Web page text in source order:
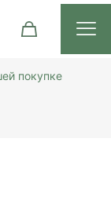
покупке